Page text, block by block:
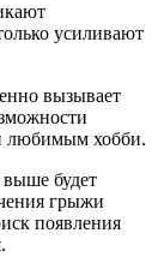
усиливают
вызывает
любимым хобби.
будет
грыжи
появления